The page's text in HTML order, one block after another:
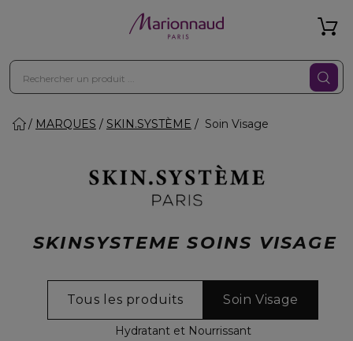
MARQUES SKIN.SYSTÈME Soin Visage
SKINSYSTEME SOINS VISAGE
Tous les produits Soin Visage
Hydratant et Nourrissant